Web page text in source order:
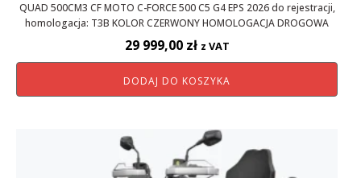
QUAD 500CM3 CF MOTO C-FORCE 500 C5 G4 EPS 2026 do rejestracji,
homologacja: T3B KOLOR CZERWONY HOMOLOGACJA DROGOWA
29 999,00 zł z VAT
DODAJ DO KOSZYKA